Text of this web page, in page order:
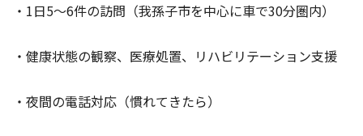
・1日5～6件の訪問（我孫子市を中心に車で30分圏内）
・健康状態の観察、医療処置、リハビリテーション支援
・夜間の電話対応（慣れてきたら）